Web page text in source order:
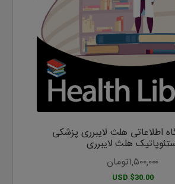
اطلاعاتی هلث لایبرری پزشکی
هلث لایبرری
۱,۵۰۰,۰۰۰تومان
$30.00 USD